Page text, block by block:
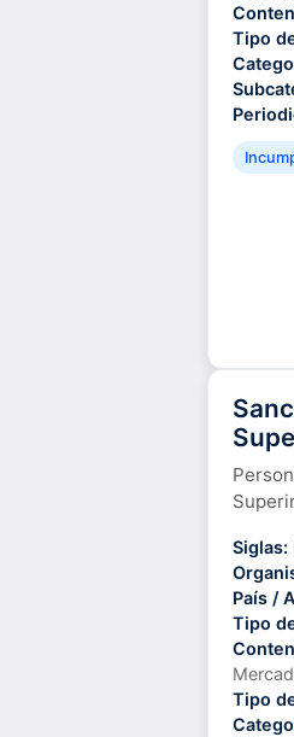
Tipo
Siglas:
País /
Tipo
Tipo